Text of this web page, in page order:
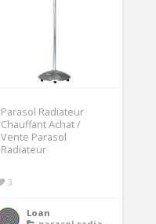
Parasol Radiateur
Chauffant Achat /
Vente Parasol
Radiateur
3
Loan